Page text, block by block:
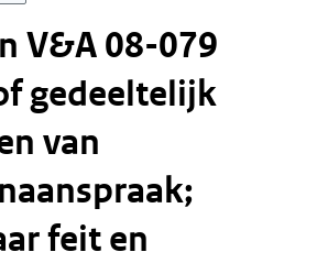
V&A 08-079
gedeeltelijk
van
feit en